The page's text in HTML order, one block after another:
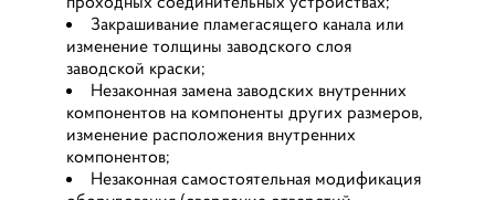
Закрашивание пламегасящего канала или
изменение толщины заводского слоя
заводской краски;
Незаконная замена заводских внутренних
компонентов на компоненты других размеров,
изменение расположения внутренних
компонентов;
Незаконная самостоятельная модификация